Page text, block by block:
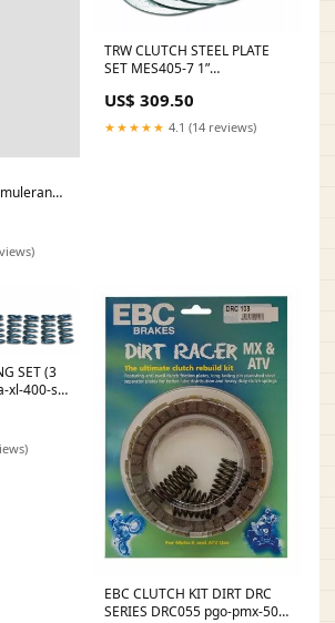
TRW CLUTCH STEEL PLATE
SET MES405-7 1”
US$ 309.50
★★★★★ 4.1 (14 reviews)
SET (3
xl-400-s--
EBC CLUTCH KIT DIRT DRC
SERIES DRC055 pgo-pmx-50-